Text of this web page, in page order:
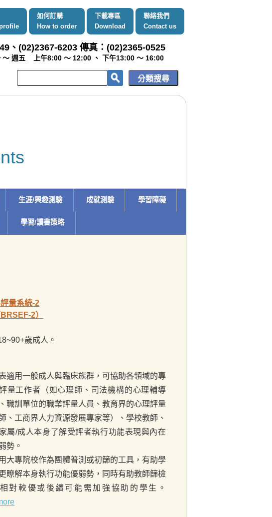
如何訂購
How to order
下載專區
Download
聯絡我們
Contact us
、(02)2367-6203 傳真：(02)2365-0525
～ 週五 上午8:00 ～ 12:00 、 下午13:00 ～ 16:00
生涯/興趣測驗 成就測驗 學習障礙
學習/讀書策略
量系統-2
2）
歲成人。
表適用一般成人與臨床族群，可協助各領域的專
量工作者（如心理師、司法機構的心理輔導
職訓單位的職業評量人員、教育界的心理評量
、工商界人力資源發展專家等）、學校教師、
屬/成人本身了解受評者執行功能表現與內在
勢。
用大專院校作為團體普測或初篩的工具，有助學
瞭解本身執行功能優弱勢，同時有助教師篩檢
對較優或後續可能需加強協助的學生。